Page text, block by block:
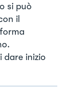
si può
il
dare inizio